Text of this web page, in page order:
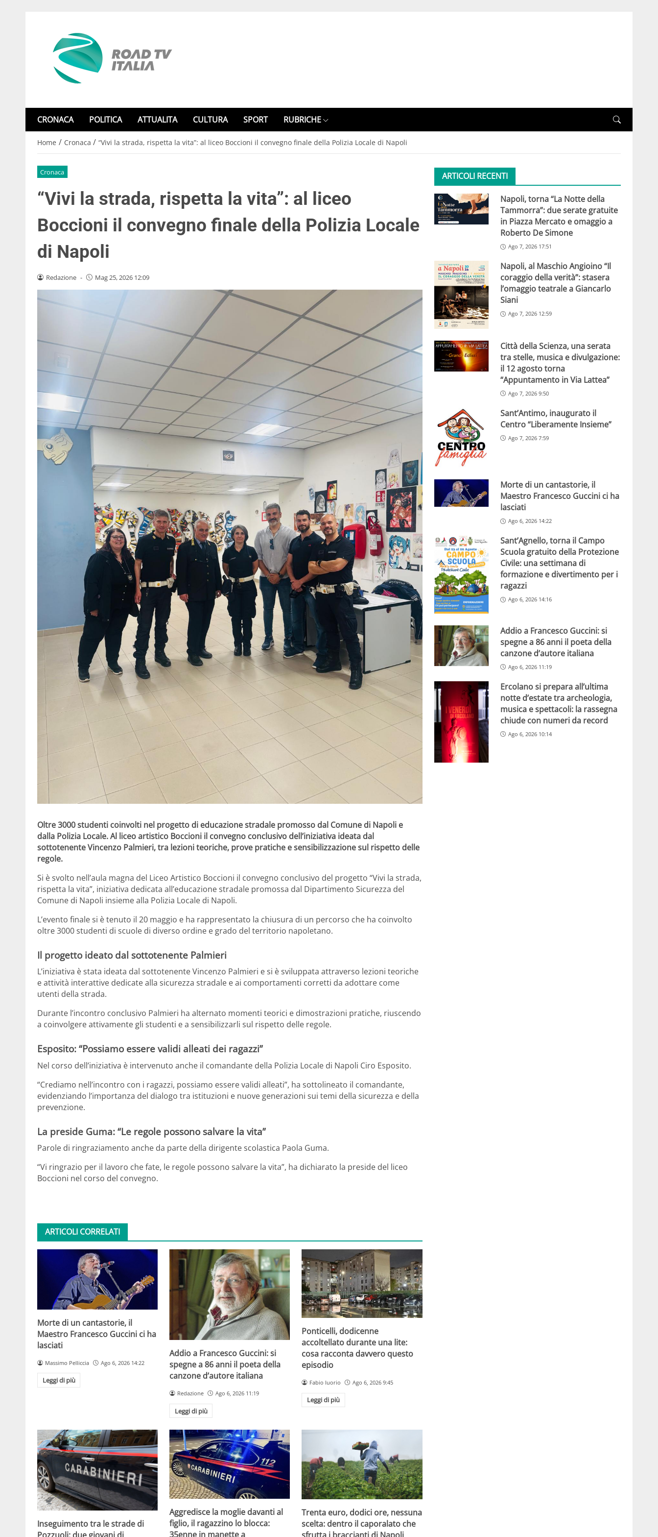
CRONACA POLITICA ATTUALITA CULTURA SPORT RUBRICHE
Home / Cronaca / “Vivi la strada, rispetta la vita”: al liceo Boccioni il convegno finale della Polizia Locale di Napoli
Cronaca
“Vivi la strada, rispetta la vita”: al liceo
Boccioni il convegno finale della Polizia Locale
di Napoli
Redazione - Mag 25, 2026 12:09
Oltre 3000 studenti coinvolti nel progetto di educazione stradale promosso dal Comune di Napoli e
dalla Polizia Locale. Al liceo artistico Boccioni il convegno conclusivo dell’iniziativa ideata dal
sottotenente Vincenzo Palmieri, tra lezioni teoriche, prove pratiche e sensibilizzazione sul rispetto delle
regole.
Si è svolto nell’aula magna del Liceo Artistico Boccioni il convegno conclusivo del progetto “Vivi la strada,
rispetta la vita”, iniziativa dedicata all’educazione stradale promossa dal Dipartimento Sicurezza del
Comune di Napoli insieme alla Polizia Locale di Napoli.
L’evento finale si è tenuto il 20 maggio e ha rappresentato la chiusura di un percorso che ha coinvolto
oltre 3000 studenti di scuole di diverso ordine e grado del territorio napoletano.
Il progetto ideato dal sottotenente Palmieri
L’iniziativa è stata ideata dal sottotenenteVincenzo Palmieri e si è sviluppata attraverso lezioni teoriche
e attività interattive dedicate alla sicurezza stradale e ai comportamenti corretti da adottare come
utenti della strada.
Durante l’incontro conclusivo Palmieri ha alternato momenti teorici e dimostrazioni pratiche, riuscendo
a coinvolgere attivamente gli studenti e a sensibilizzarli sul rispetto delle regole.
Esposito: “Possiamo essere validi alleati dei ragazzi”
Nel corso dell’iniziativa è intervenuto anche il comandante della Polizia Locale di Napoli Ciro Esposito.
“Crediamo nell’incontro con i ragazzi, possiamo essere validi alleati”, ha sottolineato il comandante,
evidenziando l’importanza del dialogo tra istituzioni e nuove generazioni sui temi della sicurezza e della
prevenzione.
La preside Guma: “Le regole possono salvare la vita”
Parole di ringraziamento anche da parte della dirigente scolastica Paola Guma.
“Vi ringrazio per il lavoro che fate, le regole possono salvare la vita”, ha dichiarato la preside del liceo
Boccioni nel corso del convegno.
ARTICOLI CORRELATI
Morte di un cantastorie, il
Maestro Francesco Guccini ci ha
lasciati
Massimo Pelliccia Ago 6, 2026 14:22
Leggi di più
Addio a Francesco Guccini: si
spegne a 86 anni il poeta della
canzone d’autore italiana
Redazione Ago 6, 2026 11:19
Leggi di più
Ponticelli, dodicenne
accoltellato durante una lite:
cosa racconta davvero questo
episodio
Fabio Iuorio Ago 6, 2026 9:45
Leggi di più
Inseguimento tra le strade di
Pozzuoli: due giovani di
Aggredisce la moglie davanti al
figlio, il ragazzino lo blocca:
35enne in manette a
Trenta euro, dodici ore, nessuna
scelta: dentro il caporalato che
sfrutta i braccianti di Napoli
ARTICOLI RECENTI
Napoli, torna “La Notte della
Tammorra”: due serate gratuite
in Piazza Mercato e omaggio a
Roberto De Simone
Ago 7, 2026 17:51
Napoli, al Maschio Angioino “Il
coraggio della verità”: stasera
l’omaggio teatrale a Giancarlo
Siani
Ago 7, 2026 12:59
Città della Scienza, una serata
tra stelle, musica e divulgazione:
il 12 agosto torna
“Appuntamento in Via Lattea”
Ago 7, 2026 9:50
Sant’Antimo, inaugurato il
Centro “Liberamente Insieme”
Ago 7, 2026 7:59
Morte di un cantastorie, il
Maestro Francesco Guccini ci ha
lasciati
Ago 6, 2026 14:22
Sant’Agnello, torna il Campo
Scuola gratuito della Protezione
Civile: una settimana di
formazione e divertimento per i
ragazzi
Ago 6, 2026 14:16
Addio a Francesco Guccini: si
spegne a 86 anni il poeta della
canzone d’autore italiana
Ago 6, 2026 11:19
Ercolano si prepara all’ultima
notte d’estate tra archeologia,
musica e spettacoli: la rassegna
chiude con numeri da record
Ago 6, 2026 10:14